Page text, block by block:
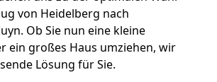
von Heidelberg nach
Ob Sie nun eine kleine
ein großes Haus umziehen, wir
Lösung für Sie.